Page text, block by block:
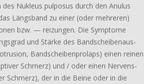
Nukleus pulpo­sus durch den Anulus
Längs­­band zu einer (oder mehre­ren)
bzw. — reizun­gen. Die Symptome
und Stärke des Band­­scheiben­aus­
Band­scheiben­prolaps) einen reinen
Schmerz) und / oder einen Nerven­s­
Schmerz), der in die Beine oder in die